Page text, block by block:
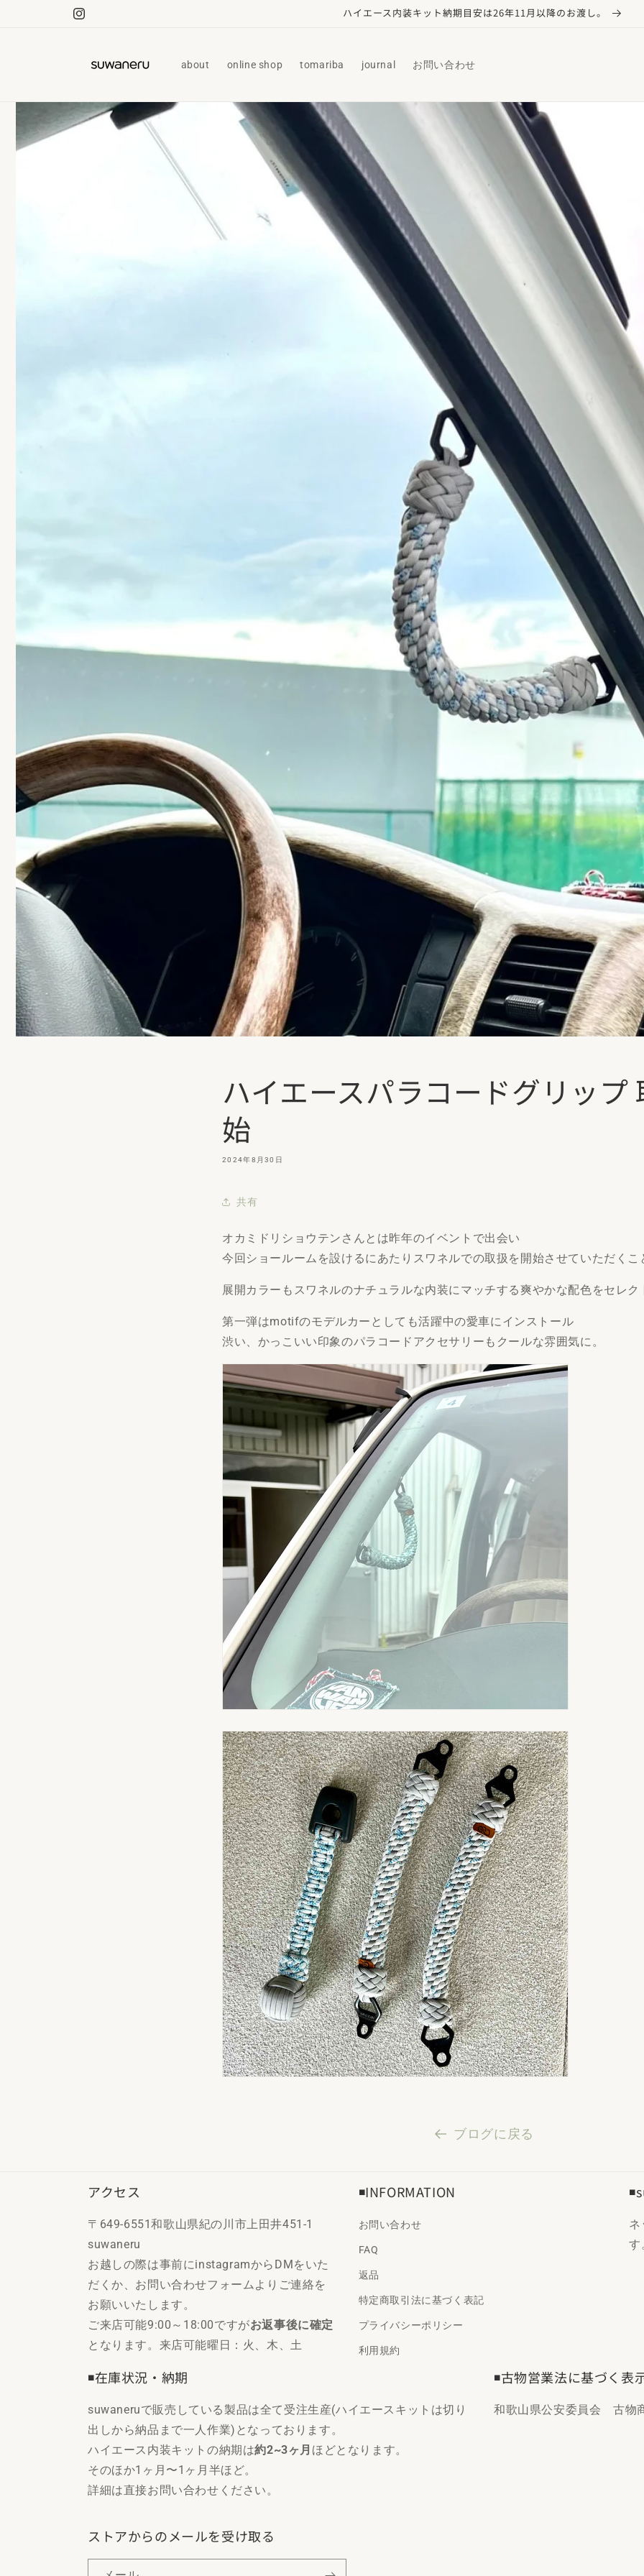
Instagram
ハイエース内装キット納期目安は26年11月以降のお渡し。
about online shop tomariba journal お問い合わせ
ハイエースパラコードグリップ
始
2024年8月30日
共有
オカミドリショウテンさんとは昨年のイベントで出会い
今回ショールームを設けるにあたりスワネルでの取扱を開始させていただく
展開カラーもスワネルのナチュラルな内装にマッチする爽やかな配色をセレク
第一弾はmotifのモデルカーとしても活躍中の愛車にインストール
渋い、かっこいい印象のパラコードアクセサリーもクールな雰囲気に。
ブログに戻る
アクセス
〒649-6551和歌山県紀の川市上田井451-1
suwaneru
お越しの際は事前にinstagramからDMをいた
だくか、お問い合わせフォームよりご連絡を
お願いいたします。
ご来店可能9:00～18:00ですがお返事後に確定
となります。来店可能曜日：火、木、土
◾️INFORMATION
お問い合わせ
FAQ
返品
特定商取引法に基づく表記
プライバシーポリシー
利用規約
ネ
す
◾️在庫状況・納期
suwaneruで販売している製品は全て受注生産(ハイエースキットは切り
出しから納品まで一人作業)となっております。
ハイエース内装キットの納期は約2~3ヶ月 ほどとなります。
そのほか1ヶ月〜1ヶ月半ほど。
詳細は直接お問い合わせください。
◾️古物営業法に基づく表
和歌山県公安委員会 古
ストアからのメールを受け取る